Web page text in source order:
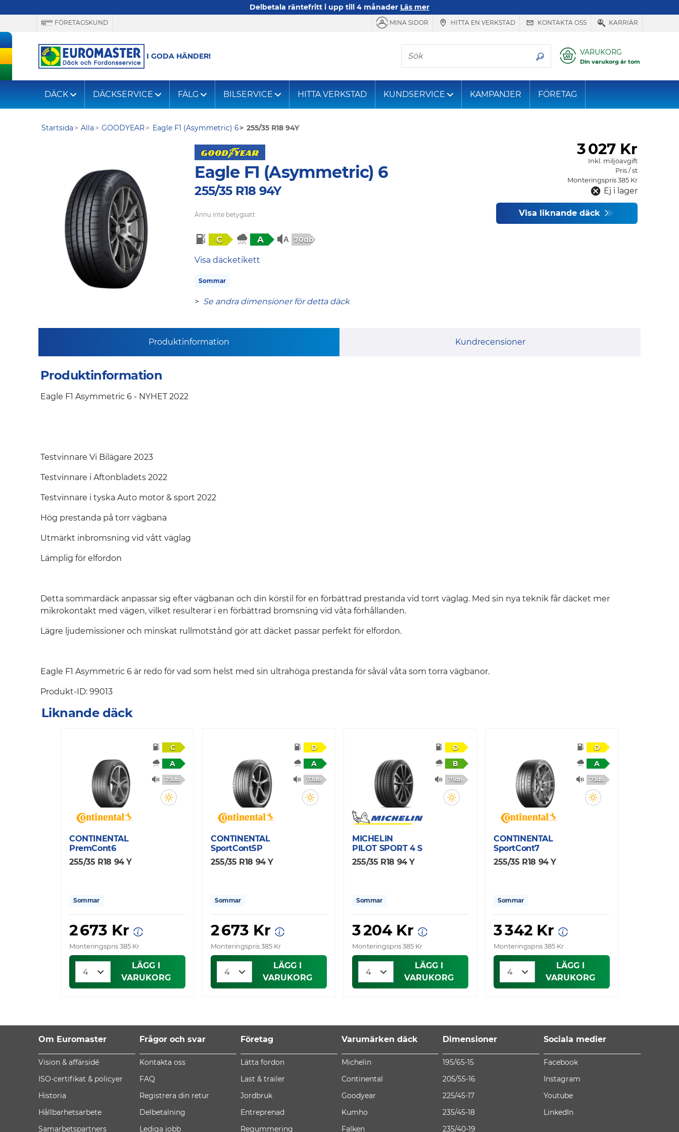
Delbetala räntefritt i upp till 4 månader Läs mer
FÖRETAGSKUND MINA SIDOR HITTA EN VERKSTAD KONTAKTA OSS KARRIÄR
I GODA HÄNDER!
Sök VARUKORG
Din varukorg är tom
DÄCK DÄCKSERVICE FÄLG BILSERVICE HITTA VERKSTAD KUNDSERVICE KAMPANJER FÖRETAG
Startsida Alla GOODYEAR Eagle F1 (Asymmetric) 6 255/35 R18 94Y
Eagle F1 (Asymmetric) 6
255/35 R18 94Y
Ännu inte betygsatt
C A 70db
Visa däcketikett
Sommar
> Se andra dimensioner för detta däck
3027 Kr
Inkl. miljöavgift
Pris / st
Monteringspris 385 Kr
Ej i lager
Visa liknande däck
Produktinformation Kundrecensioner
Produktinformation
Eagle F1 Asymmetric 6 - NYHET 2022
Testvinnare Vi Bilägare 2023
Testvinnare i Aftonbladets 2022
Testvinnare i tyska Auto motor & sport 2022
Hög prestanda på torr vägbana
Utmärkt inbromsning vid vått väglag
Lämplig för elfordon
Detta sommardäck anpassar sig efter vägbanan och din körstil för en förbättrad prestanda vid torrt väglag. Med sin nya teknik får däcket mer
mikrokontakt med vägen, vilket resulterar i en förbättrad bromsning vid våta förhållanden.
Lägre ljudemissioner och minskat rullmotstånd gör att däcket passar perfekt för elfordon.
Eagle F1 Asymmetric 6 är redo för vad som helst med sin ultrahöga prestanda för såväl våta som torra vägbanor.
Produkt-ID: 99013
Liknande däck
C
A
73db
CONTINENTAL
PremCont6
255/35 R18 94 Y
Sommar
2 673 Kr
Monteringspris 385 Kr
LÄGG I
VARUKORG
D
A
73db
CONTINENTAL
SportCont5P
255/35 R18 94 Y
Sommar
2 673 Kr
Monteringspris 385 Kr
LÄGG I
VARUKORG
D
B
71db
MICHELIN
PILOT SPORT 4 S
255/35 R18 94 Y
Sommar
3 204 Kr
Monteringspris 385 Kr
LÄGG I
VARUKORG
D
A
73db
CONTINENTAL
SportCont7
255/35 R18 94 Y
Sommar
3 342 Kr
Monteringspris 385 Kr
LÄGG I
VARUKORG
Om Euromaster
Vision & affärsidé
ISO-certifikat & policyer
Historia
Hållbarhetsarbete
Samarbetspartners
Frågor och svar
Kontakta oss
FAQ
Registrera din retur
Delbetalning
Lediga jobb
Företag
Lätta fordon
Last & trailer
Jordbruk
Entreprenad
Regummering
Varumärken däck
Michelin
Continental
Goodyear
Kumho
Falken
Dimensioner
195/65-15
205/55-16
225/45-17
235/45-18
235/40-19
Sociala medier
Facebook
Instagram
Youtube
LinkedIn